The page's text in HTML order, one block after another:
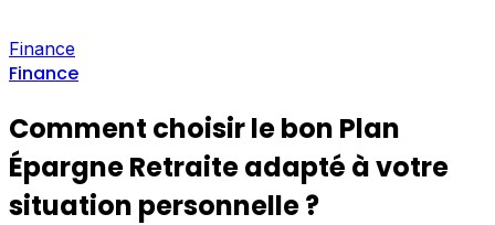
Finance
Finance
Comment choisir le bon Plan
Épargne Retraite adapté à votre
situation personnelle ?